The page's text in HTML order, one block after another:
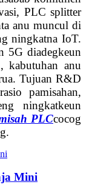
PLC splitter
anu muncul di
ningkatna IoT.
5G diadegkeun
kabutuhan anu
Tujuan R&D
pamisahan,
ningkatkeun
PLCcocog
Mini